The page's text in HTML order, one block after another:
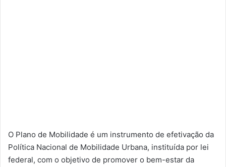
O Plano de Mobilidade é um instrumento de efetivação da
Política Nacional de Mobilidade Urbana, instituída por lei
federal, com o objetivo de promover o bem-estar da